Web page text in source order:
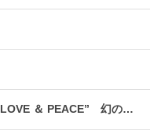
福島第一原発事故20km地域の”LOVE ＆ PEACE” 幻のコミューン「獏原人村」の現在